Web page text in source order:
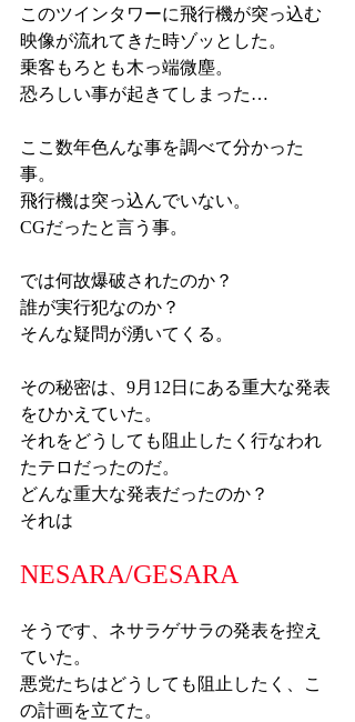
このツインタワーに飛行機が突っ込む
映像が流れてきた時ゾッとした。
乗客もろとも木っ端微塵。
恐ろしい事が起きてしまった…
ここ数年色んな事を調べて分かった
事。
飛行機は突っ込んでいない。
CGだったと言う事。
では何故爆破されたのか？
誰が実行犯なのか？
そんな疑問が湧いてくる。
その秘密は、9月12日にある重大な発表
をひかえていた。
それをどうしても阻止したく行なわれ
たテロだったのだ。
どんな重大な発表だったのか？
それは
NESARA/GESARA
そうです、ネサラゲサラの発表を控え
ていた。
悪党たちはどうしても阻止したく、こ
の計画を立てた。